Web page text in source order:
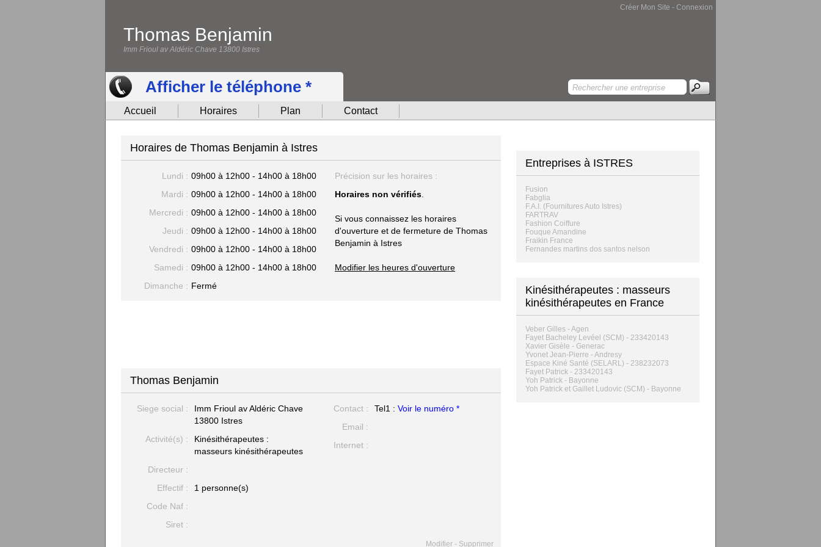
Créer Mon Site - Connexion
Thomas Benjamin
Imm Frioul av Aldéric Chave 13800 Istres
Afficher le téléphone *
Accueil Horaires Plan Contact
Horaires de Thomas Benjamin à Istres
Lundi : 09h00 à 12h00 - 14h00 à 18h00
Mardi : 09h00 à 12h00 - 14h00 à 18h00
Mercredi : 09h00 à 12h00 - 14h00 à 18h00
Jeudi : 09h00 à 12h00 - 14h00 à 18h00
Vendredi : 09h00 à 12h00 - 14h00 à 18h00
Samedi : 09h00 à 12h00 - 14h00 à 18h00
Dimanche : Fermé
Précision sur les horaires :
Horaires non vérifiés
Si vous connaissez les horaires
d'ouverture et de fermeture de Thomas
Benjamin à Istres
Modifier les heures d'ouverture
Thomas Benjamin
Siege social :
Imm Frioul av Aldéric Chave
13800 Istres
Activité(s) :
Kinésithérapeutes :
masseurs kinésithérapeutes
Directeur :
Effectif :
1 personne(s)
Code Naf :
Siret :
Contact : Tel1 : Voir le numéro *
Email :
Internet :
Modifier - Supprimer
Entreprises à ISTRES
Fusion
Fabglia
F.A.I. (Fournitures Auto Istres)
FARTRAV
Fashion Coiffure
Fouque Amandine
Fraikin France
Fernandes martins dos santos nelson
Kinésithérapeutes : masseurs
kinésithérapeutes en France
Veber Gilles - Agen
Fayet Bacheley Levéel (SCM) - 233420143
Xavier Gisèle - Generac
Yvonet Jean-Pierre - Andresy
Espace Kiné Santé (SELARL) - 238232073
Fayet Patrick - 233420143
Yoh Patrick - Bayonne
Yoh Patrick et Gaillet Ludovic (SCM) - Bayonne